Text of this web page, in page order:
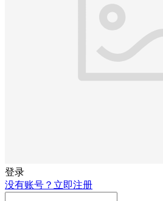
登录
没有账号？立即注册